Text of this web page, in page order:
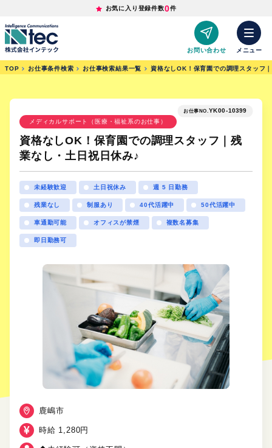
お気に入り登録件数0件
お問い合わせ メニュー
TOP お仕事条件検索 お仕事検索結果一覧 資格なしOK！保育園での調理スタッフ
お仕事NO. YK00-10399
メディカルサポート（医療・福祉系のお仕事）
資格なしOK！保育園での調理スタッフ｜残
業なし・土日祝日休み♪
未経験歓迎 土日祝休み 週 5 日勤務
残業なし 制服あり 40代活躍中 50代活躍中
車通勤可能 オフィスが禁煙 複数名募集
即日勤務可
鹿嶋市
時給 1,280円